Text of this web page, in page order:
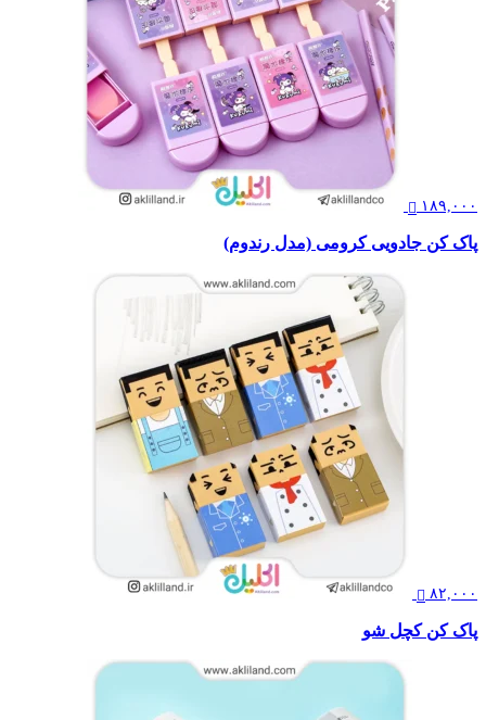
۱۸۹,۰۰۰
پاک کن جادویی کرومی (مدل رندوم)
۸۲,۰۰۰
پاک کن کچل شو